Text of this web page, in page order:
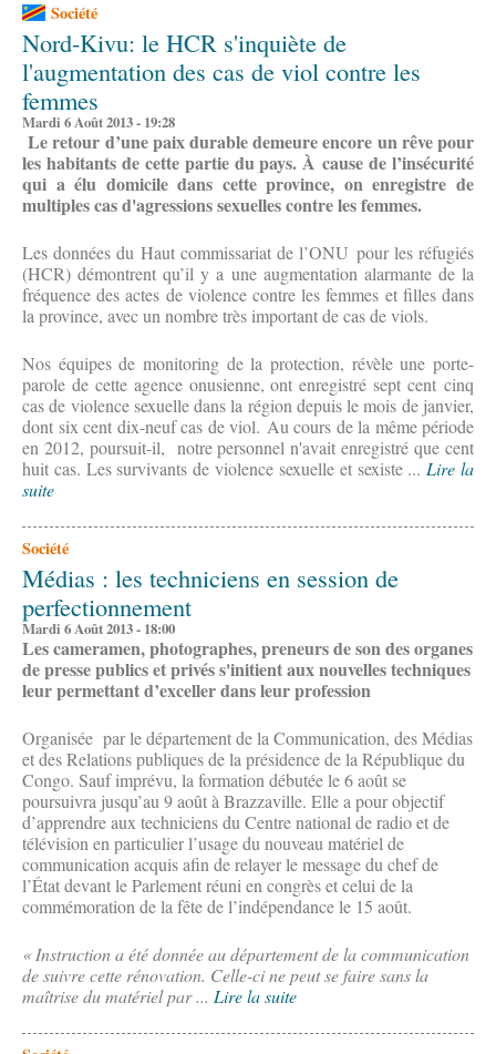
Société
Nord-Kivu: le HCR s'inquiète de
l'augmentation des cas de viol contre les
femmes
Mardi 6 Août 2013 - 19:28
Le retour d’une paix durable demeure encore un rêve pour
les habitants de cette partie du pays. À cause de l’insécurité
qui a élu domicile dans cette province, on enregistre de
multiples cas d'agressions sexuelles contre les femmes.
Les données du Haut commissariat de l’ONU pour les réfugiés
(HCR) démontrent qu’il y a une augmentation alarmante de la
fréquence des actes de violence contre les femmes et filles dans
la province, avec un nombre très important de cas de viols.
Nos équipes de monitoring de la protection, révèle une porte-
parole de cette agence onusienne, ont enregistré sept cent cinq
cas de violence sexuelle dans la région depuis le mois de janvier,
dont six cent dix-neuf cas de viol. Au cours de la même période
en 2012, poursuit-il, notre personnel n'avait enregistré que cent
huit cas. Les survivants de violence sexuelle et sexiste ... Lire la
suite
Société
Médias : les techniciens en session de
perfectionnement
Mardi 6 Août 2013 - 18:00
Les cameramen, photographes, preneurs de son des organes
de presse publics et privés s'initient aux nouvelles techniques
leur permettant d’exceller dans leur profession
Organisée par le département de la Communication, des Médias
et des Relations publiques de la présidence de la République du
Congo. Sauf imprévu, la formation débutée le 6 août se
poursuivra jusqu’au 9 août à Brazzaville. Elle a pour objectif
d’apprendre aux techniciens du Centre national de radio et de
télévision en particulier l’usage du nouveau matériel de
communication acquis afin de relayer le message du chef de
l’État devant le Parlement réuni en congrès et celui de la
commémoration de la fête de l’indépendance le 15 août.
« Instruction a été donnée au département de la communication
de suivre cette rénovation. Celle-ci ne peut se faire sans la
maîtrise du matériel par ... Lire la suite